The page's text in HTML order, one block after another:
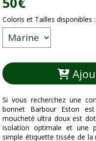
Coloris et Tailles disponibles :
Si vous recherchez une
bonnet Barbour Eston
moucheté ultra doux est
isolation optimale et une
simple étiquette tissée de